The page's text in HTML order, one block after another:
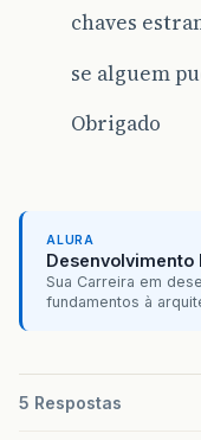
chaves
se alguem
Obrigado
ALURA
Desenvolvimento
Sua Carreira em
fundamentos à
5 Respostas